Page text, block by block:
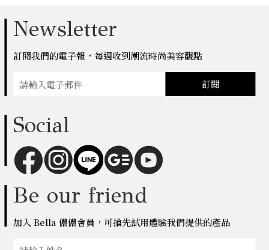
Newsletter
訂閱我們的電子報，每週收到潮流時尚美容觀點
訂閱
Social
Be our friend
加入 Bella 儂儂會員，可搶先試用體驗我們提供的產品